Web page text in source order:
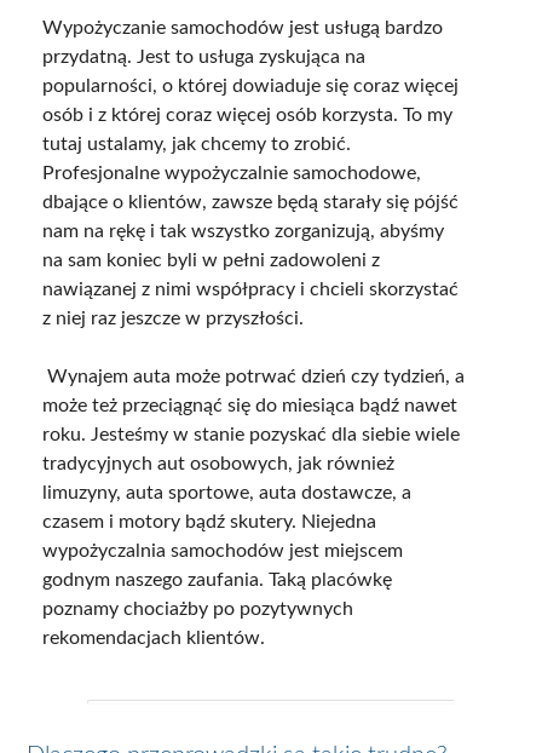
Wypożyczanie samochodów jest usługą bardzo
przydatną. Jest to usługa zyskująca na
popularności, o której dowiaduje się coraz więcej
osób i z której coraz więcej osób korzysta. To my
tutaj ustalamy, jak chcemy to zrobić.
Profesjonalne wypożyczalnie samochodowe,
dbające o klientów, zawsze będą starały się pójść
nam na rękę i tak wszystko zorganizują, abyśmy
na sam koniec byli w pełni zadowoleni z
nawiązanej z nimi współpracy i chcieli skorzystać
z niej raz jeszcze w przyszłości.
Wynajem auta może potrwać dzień czy tydzień, a
może też przeciągnąć się do miesiąca bądź nawet
roku. Jesteśmy w stanie pozyskać dla siebie wiele
tradycyjnych aut osobowych, jak również
limuzyny, auta sportowe, auta dostawcze, a
czasem i motory bądź skutery. Niejedna
wypożyczalnia samochodów jest miejscem
godnym naszego zaufania. Taką placówkę
poznamy chociażby po pozytywnych
rekomendacjach klientów.